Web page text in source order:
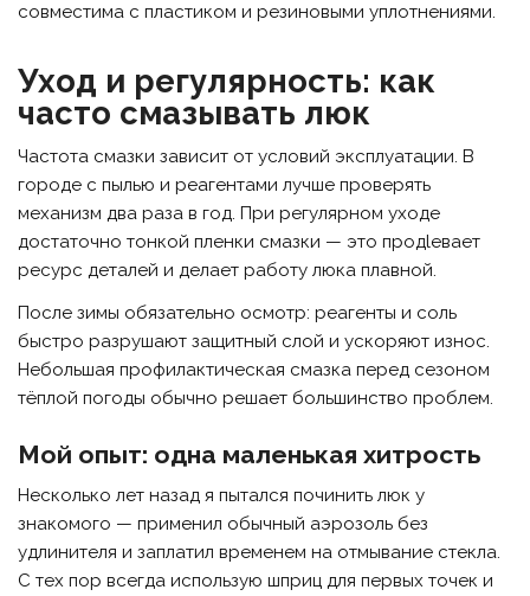
совместима с пластиком и резиновыми уплотнениями.
Уход и регулярность: как
часто смазывать люк
Частота смазки зависит от условий эксплуатации. В
городе с пылью и реагентами лучше проверять
механизм два раза в год. При регулярном уходе
достаточно тонкой пленки смазки — это продleвает
ресурс деталей и делает работу люка плавной.
После зимы обязательно осмотр: реагенты и соль
быстро разрушают защитный слой и ускоряют износ.
Небольшая профилактическая смазка перед сезоном
тёплой погоды обычно решает большинство проблем.
Мой опыт: одна маленькая хитрость
Несколько лет назад я пытался починить люк у
знакомого — применил обычный аэрозоль без
удлинителя и заплатил временем на отмывание стекла.
С тех пор всегда использую шприц для первых точек и